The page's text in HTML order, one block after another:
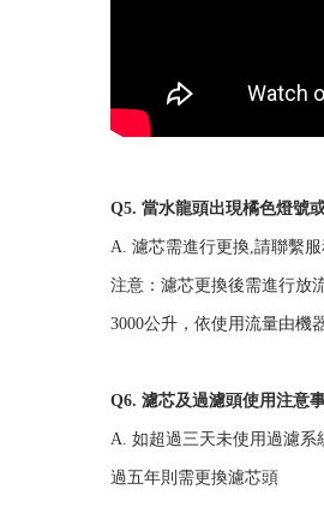
Q5. 當水龍頭出現橘色燈號
A. 濾芯需進行更換,請聯繫服
注意：濾芯更換後需進行放
3000公升，依使用流量由機
Q6. 濾芯及過濾頭使用注意
A. 如超過三天未使用過濾系
過五年則需更換濾芯頭